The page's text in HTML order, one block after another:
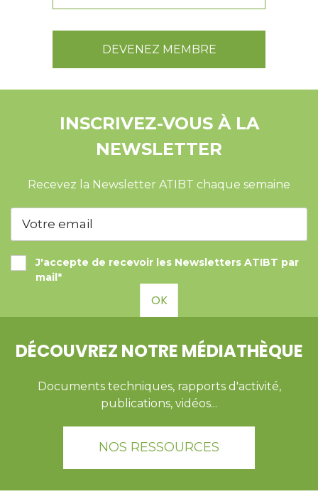
DEVENEZ MEMBRE
INSCRIVEZ-VOUS À LA
NEWSLETTER
Recevez la Newsletter ATIBT chaque semaine
J'accepte de recevoir les Newsletters ATIBT par
mail*
OK
DÉCOUVREZ NOTRE MÉDIATHÈQUE
Documents techniques, rapports d'activité,
publications, vidéos...
NOS RESSOURCES